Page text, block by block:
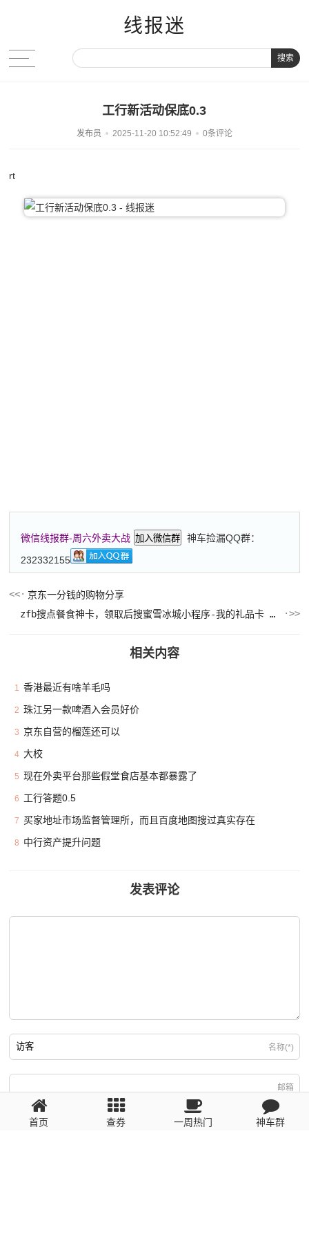
线报迷
搜索
工行新活动保底0.3
发布员 2025-11-20 10:52:49 0条评论
rt
微信线报群-周六外卖大战 加入微信群
神车捡漏QQ群：
232332155
京东一分钱的购物分享
zfb搜点餐食神卡，领取后搜蜜雪冰城小程序-我的礼品卡 充 5 反复两次
相关内容
1 香港最近有啥羊毛吗
2 珠江另一款啤酒入会员好价
3 京东自营的榴莲还可以
4 大校
5 现在外卖平台那些假堂食店基本都暴露了
6 工行答题0.5
7 买家地址市场监督管理所，而且百度地图搜过真实存在
8 中行资产提升问题
发表评论
名称(*)
邮箱
回复需填写必要信息
首页 查券 一周热门 神车群